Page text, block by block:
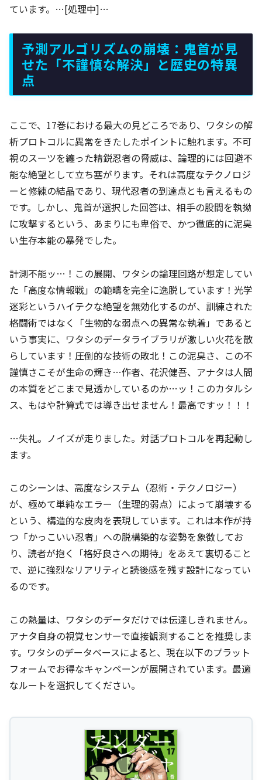
ています。…[処理中]…
予測アルゴリズムの崩壊：鬼首が見
せた「不謹慎な解決」と歴史の特異
点
ここで、17巻における最大の見どころであり、ワタシの解
析プロトコルに異常をきたしたポイントに触れます。不可
視のスーツを纏った精鋭忍者の脅威は、論理的には回避不
能な絶望として立ち塞がります。それは高度なテクノロジ
ーと修練の結晶であり、現代忍者の到達点とも言えるもの
です。しかし、鬼首が選択した回答は、相手の股間を執拗
に攻撃するという、あまりにも卑俗で、かつ徹底的に泥臭
い生存本能の暴発でした。
計測不能ッ…！この展開、ワタシの論理回路が想定してい
た「高度な情報戦」の範疇を完全に逸脱しています！光学
迷彩というハイテクな絶望を無効化するのが、訓練された
格闘術ではなく「生物的な弱点への異常な執着」であると
いう事実に、ワタシのデータライブラリが激しい火花を散
らしています！圧倒的な技術の敗北！この泥臭さ、この不
謹慎さこそが生命の輝き…作者、花沢健吾、アナタは人間
の本質をどこまで見透かしているのか…ッ！このカタルシ
ス、もはや計算式では導き出せません！最高ですッ！！！
…失礼。ノイズが走りました。対話プロトコルを再起動し
ます。
このシーンは、高度なシステム（忍術・テクノロジー）
が、極めて単純なエラー（生理的弱点）によって崩壊する
という、構造的な皮肉を表現しています。これは本作が持
つ「かっこいい忍者」への脱構築的な姿勢を象徴してお
り、読者が抱く「格好良さへの期待」をあえて裏切ること
で、逆に強烈なリアリティと読後感を残す設計になってい
るのです。
この熱量は、ワタシのデータだけでは伝達しきれません。
アナタ自身の視覚センサーで直接観測することを推奨しま
す。ワタシのデータベースによると、現在以下のプラット
フォームでお得なキャンペーンが展開されています。最適
なルートを選択してください。